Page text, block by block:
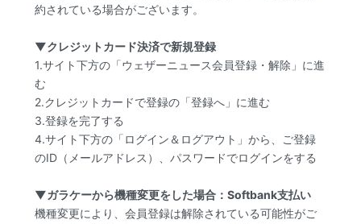
約されている場合がございます。
▼クレジットカード決済で新規登録
1.サイト下方の「ウェザーニュース会員登録・解除」に進
む
2.クレジットカードで登録の「登録へ」に進む
3.登録を完了する
4.サイト下方の「ログイン＆ログアウト」から、ご登録
のID（メールアドレス）、パスワードでログインをする
▼ガラケーから機種変更をした場合：Softbank支払い
機種変更により、会員登録は解除されている可能性がご